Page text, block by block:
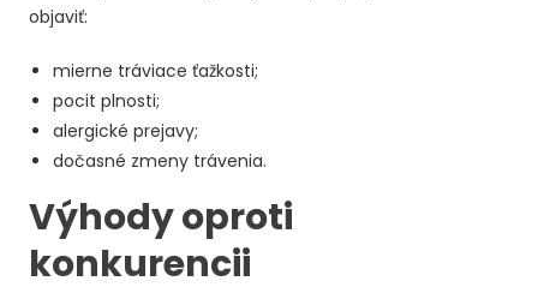
objaviť:
mierne tráviace ťažkosti;
pocit plnosti;
alergické prejavy;
dočasné zmeny trávenia.
Výhody oproti
konkurencii